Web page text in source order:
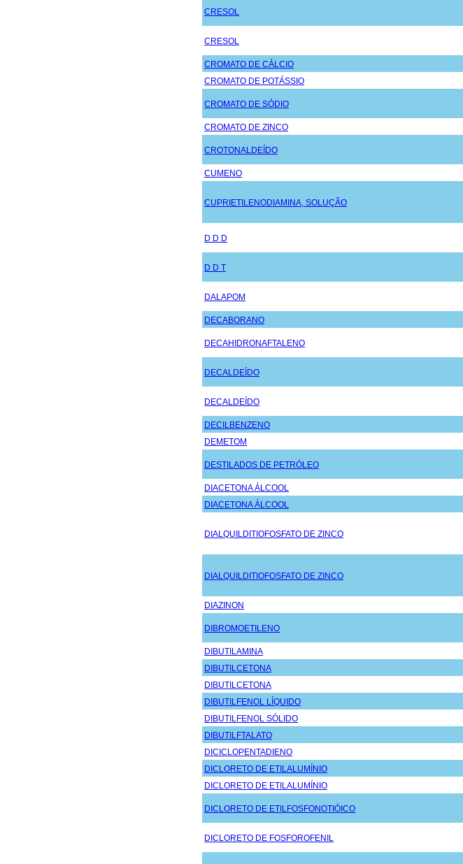
CRESOL
CRESOL
CROMATO DE CÁLCIO
CROMATO DE POTÁSSIO
CROMATO DE SÓDIO
CROMATO DE ZINCO
CROTONALDEÍDO
CUMENO
CUPRIETILENODIAMINA, SOLUÇÃO
D D D
D D T
DALAPOM
DECABORANO
DECAHIDRONAFTALENO
DECALDEÍDO
DECALDEÍDO
DECILBENZENO
DEMETOM
DESTILADOS DE PETRÓLEO
DIACETONA ÁLCOOL
DIACETONA ÁLCOOL
DIALQUILDITIOFOSFATO DE ZINCO
DIALQUILDITIOFOSFATO DE ZINCO
DIAZINON
DIBROMOETILENO
DIBUTILAMINA
DIBUTILCETONA
DIBUTILCETONA
DIBUTILFENOL LÍQUIDO
DIBUTILFENOL SÓLIDO
DIBUTILFTALATO
DICICLOPENTADIENO
DICLORETO DE ETILALUMÍNIO
DICLORETO DE ETILALUMÍNIO
DICLORETO DE ETILFOSFONOTIÓICO
DICLORETO DE FOSFOROFENIL